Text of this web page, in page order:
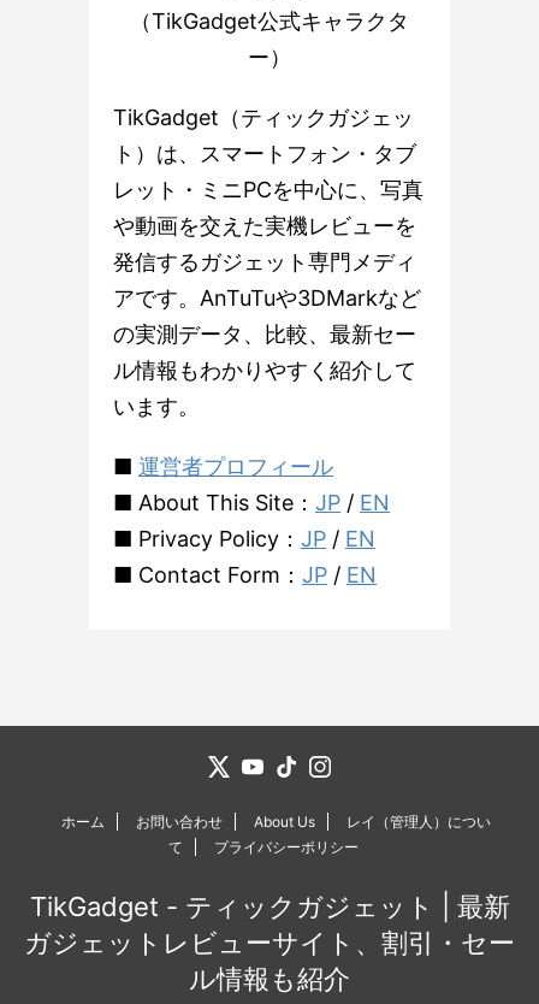
（TikGadget公式キャラクタ
ー）
TikGadget（ティックガジェッ
ト）は、スマートフォン・タブ
レット・ミニPCを中心に、写真
や動画を交えた実機レビューを
発信するガジェット専門メディ
アです。AnTuTuや3DMarkなど
の実測データ、比較、最新セー
ル情報もわかりやすく紹介して
います。
■ 運営者プロフィール
■ About This Site： JP / EN
■ Privacy Policy： JP / EN
■ Contact Form： JP / EN
ホーム お問い合わせ About Us
レイ（管理人）につい
て
プライバシーポリシー
TikGadget - ティックガジェット | 最新
ガジェットレビューサイト、割引・セー
ル情報も紹介